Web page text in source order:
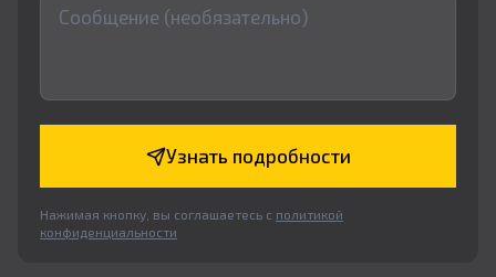
Узнать подробности
Нажимая кнопку, вы соглашаетесь с политикой
конфиденциальности